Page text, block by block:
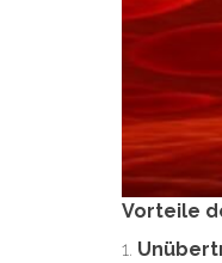
Vorteile
1.